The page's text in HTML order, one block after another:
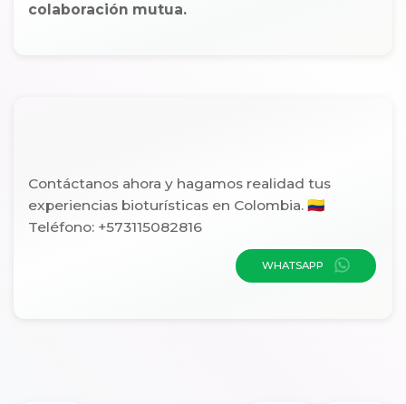
colaboración mutua.
Contáctanos ahora y hagamos realidad tus
experiencias bioturísticas en Colombia. 🇨🇴
Teléfono: +573115082816
WHATSAPP